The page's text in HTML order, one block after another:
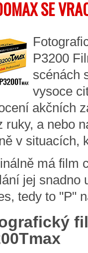
SE
P3200
scénách
vysoce
akčních
ruky, a nebo
v situacích,
má film
jej snadno
tedy to "P"